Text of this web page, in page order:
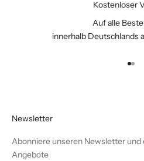
Kostenloser
Auf alle
innerhalb Deutschlands
Newsletter
Abonniere unseren Newsletter und
Angebote